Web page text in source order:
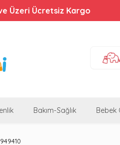
Üzeri Ücretsiz Kargo
Bakım-Sağlık Bebek